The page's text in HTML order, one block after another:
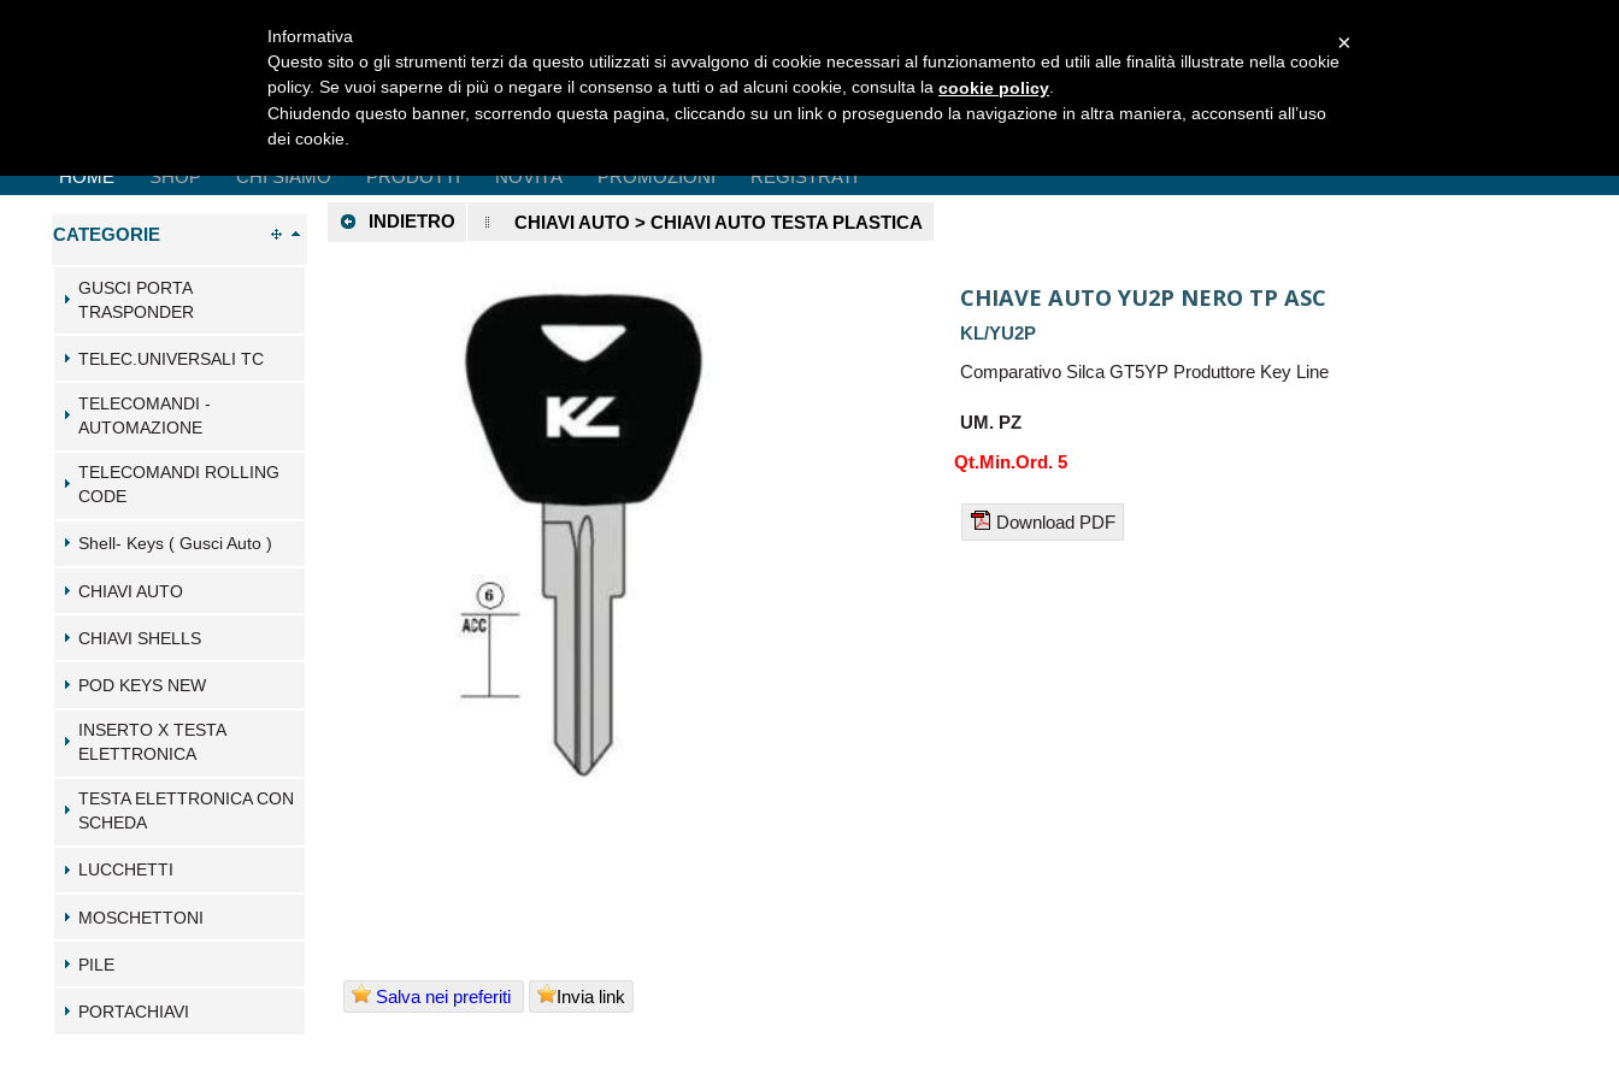
HOME SHOP CHI SIAMO PRODOTTI NOVITÀ PROMOZIONI REGISTRATI
CATEGORIE
GUSCI PORTA
TRASPONDER
TELEC.UNIVERSALI TC
TELECOMANDI -
AUTOMAZIONE
TELECOMANDI ROLLING
CODE
Shell- Keys ( Gusci Auto )
CHIAVI AUTO
CHIAVI SHELLS
POD KEYS NEW
INSERTO X TESTA
ELETTRONICA
TESTA ELETTRONICA CON
SCHEDA
LUCCHETTI
MOSCHETTONI
PILE
PORTACHIAVI
INDIETRO CHIAVI AUTO > CHIAVI AUTO TESTA PLASTICA
CHIAVE AUTO YU2P NERO TP ASC
KL/YU2P
Comparativo Silca GT5YP Produttore Key Line
UM. PZ
Qt.Min.Ord. 5
Download PDF
Salva nei preferiti Invia link
×
Informativa
Questo sito o gli strumenti terzi da questo utilizzati si avvalgono di cookie necessari al funzionamento ed utili alle finalità illustrate nella cookie
policy. Se vuoi saperne di più o negare il consenso a tutti o ad alcuni cookie, consulta la cookie policy
Chiudendo questo banner, scorrendo questa pagina, cliccando su un link o proseguendo la navigazione in altra maniera, acconsenti all’uso
dei cookie.